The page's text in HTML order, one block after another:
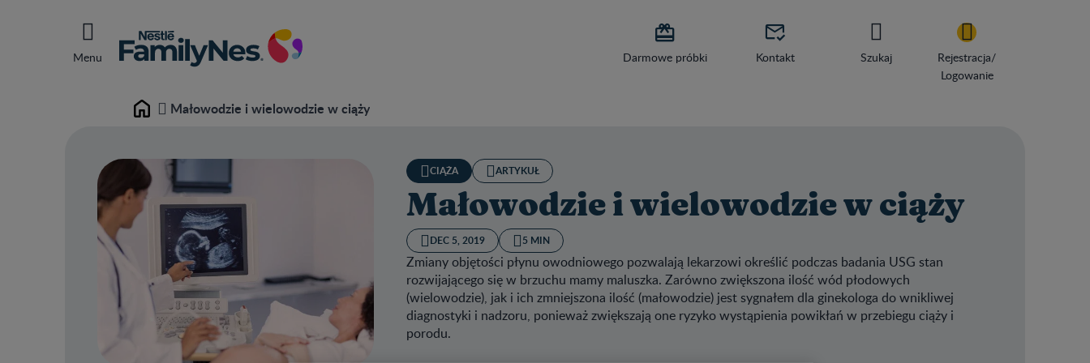
Menu

Darmowe próbki

Kontakt Szukaj
Rejestracja/
Logowanie
Home Małowodzie i wielowodzie w ciąży
CIĄŻA ARTYKUŁ
Małowodzie i wielowodzie w ciąży
DEC 5, 2019 5 MIN
Zmiany objętości płynu owodniowego pozwalają lekarzowi określić podczas badania USG stan
rozwijającego się w brzuchu mamy maluszka. Zarówno zwiększona ilość wód płodowych
(wielowodzie), jak i ich zmniejszona ilość (małowodzie) jest sygnałem dla ginekologa do wnikliwej
diagnostyki i nadzoru, ponieważ zwiększają one ryzyko wystąpienia powikłań w przebiegu ciąży i
porodu.